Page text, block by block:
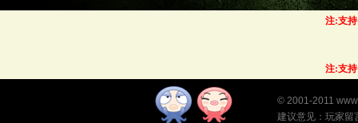
注:支
注:支
© 2001-2011
建议意见： 玩家留